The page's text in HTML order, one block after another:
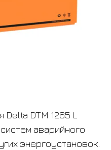
DTM 1265 L
аварийного
энергоустановок.